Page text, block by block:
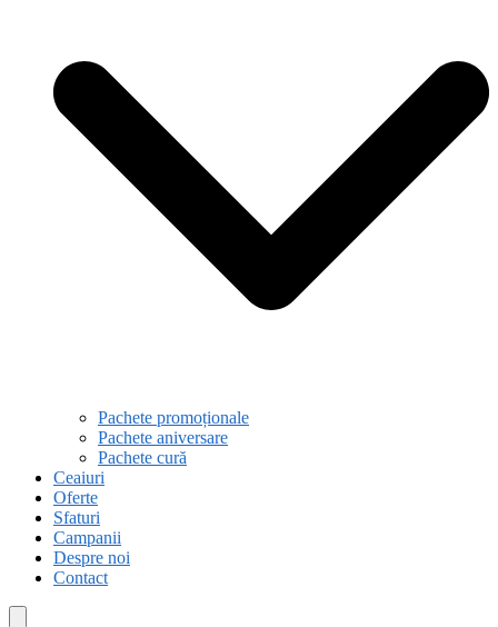
Pachete promoționale
Pachete aniversare
Pachete cură
Ceaiuri
Oferte
Sfaturi
Campanii
Despre noi
Contact